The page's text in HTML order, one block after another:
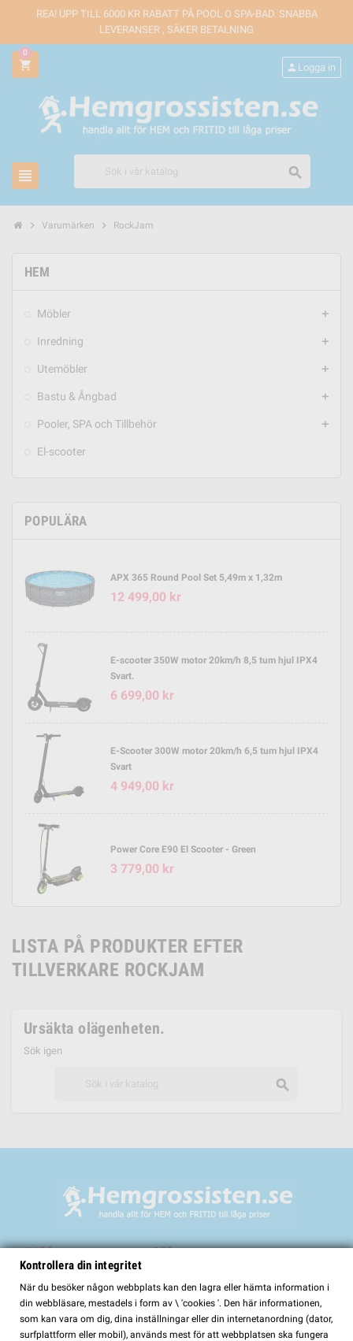
REA! UPP TILL 6000 KR RABATT PÅ POOL O SPA-BAD. SNABBA
LEVERANSER , SÄKER BETALNING
shopping_cart
0
view_headline search
person Logga in
chevron_right Varumärken chevron_right RockJam
HEM
Möbler add
Inredning add
Utemöbler add
Bastu & Ångbad add
Pooler, SPA och Tillbehör add
El-scooter
POPULÄRA
APX 365 Round Pool Set 5,49m x 1,32m
12 499,00 kr
E-scooter 350W motor 20km/h 8,5 tum hjul IPX4
Svart.
6 699,00 kr
E-Scooter 300W motor 20km/h 6,5 tum hjul IPX4
Svart
4 949,00 kr
Power Core E90 El Scooter - Green
3 779,00 kr
LISTA PÅ PRODUKTER EFTER
TILLVERKARE ROCKJAM
Ursäkta olägenheten.
Sök igen
search
Välkommen till
HemGrossisten.se
HemGrossisten.se har sedan 2017 erbjudit kvalitetsprodukter för hem och
trädgård till kunder över hela Sverige. Hos oss hittar du ett noggrant utvalt
Kontrollera din integritet
När du besöker någon webbplats kan den lagra eller hämta information i
din webbläsare, mestadels i form av \ 'cookies '. Den här informationen,
som kan vara om dig, dina inställningar eller din internetanordning (dator,
surfplattform eller mobil), används mest för att webbplatsen ska fungera